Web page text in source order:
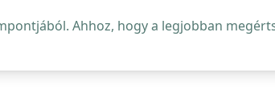
Ahhoz, hogy a legjobban